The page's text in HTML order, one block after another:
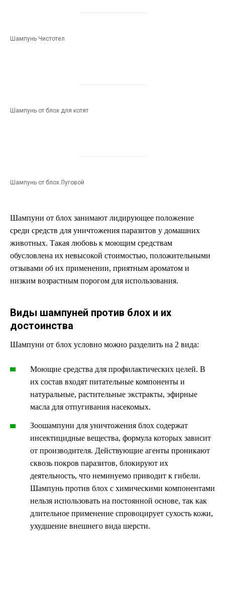
Шампунь Чистотел
Шампунь от блох для котят
Шампунь от блох Луговой
Шампуни от блох занимают лидирующее положение
среди средств для уничтожения паразитов у домашних
животных. Такая любовь к моющим средствам
обусловлена их невысокой стоимостью, положительными
отзывами об их применении, приятным ароматом и
низким возрастным порогом для использования.
Виды шампуней против блох и их
достоинства
Шампуни от блох условно можно разделить на 2 вида:
Моющие средства для профилактических целей. В
их состав входят питательные компоненты и
натуральные, растительные экстракты, эфирные
масла для отпугивания насекомых.
Зоошампуни для уничтожения блох содержат
инсектицидные вещества, формула которых зависит
от производителя. Действующие агенты проникают
сквозь покров паразитов, блокируют их
деятельность, что неминуемо приводит к гибели.
Шампунь против блох с химическими компонентами
нельзя использовать на постоянной основе, так как
длительное применение спровоцирует сухость кожи,
ухудшение внешнего вида шерсти.